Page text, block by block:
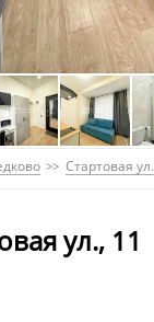
Стартовая ул.
ул., 11